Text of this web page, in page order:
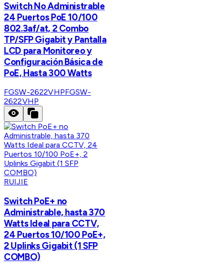
Switch No Administrable
24 Puertos PoE 10/100
802.3af/at, 2 Combo
TP/SFP Gigabit y Pantalla
LCD para Monitoreo y
Configuración Básica de
PoE, Hasta 300 Watts
FGSW-2622VHPFGSW-
2622VHP
RUIJIE
Switch PoE+ no
Administrable, hasta 370
Watts Ideal para CCTV,
24 Puertos 10/100 PoE+,
2 Uplinks Gigabit (1 SFP
COMBO)